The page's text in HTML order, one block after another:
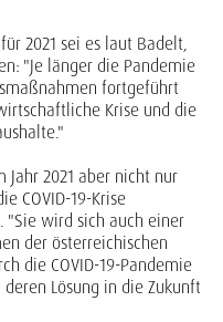
2021 sei es laut Badelt,
"Je länger die Pandemie
fortgeführt
Krise und die
2021 aber nicht nur
COVID-19-Krise
"Sie wird sich auch einer
der österreichischen
die COVID-19-Pandemie
Lösung in die Zukunft